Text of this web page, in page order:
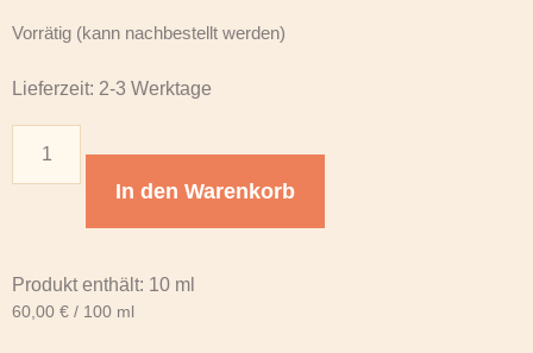
Vorrätig (kann nachbestellt werden)
Lieferzeit: 2-3 Werktage
In den Warenkorb
Produkt enthält: 10 ml
60,00 € / 100 ml